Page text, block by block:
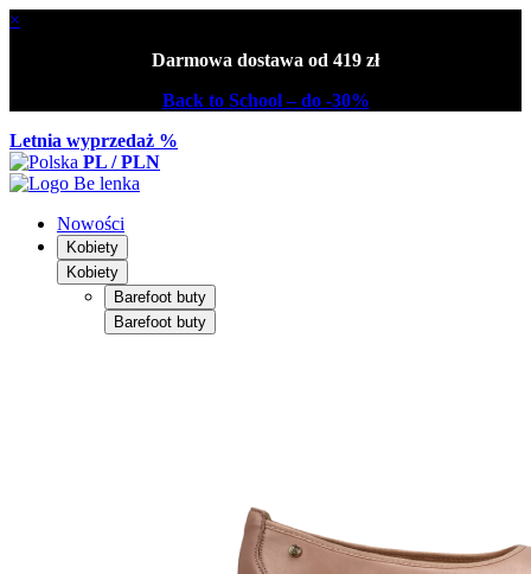
×
Darmowa dostawa od 419 zł
Back to School – do -30%
Letnia wyprzedaż %
PL / PLN
Nowości
Kobiety
Kobiety
Barefoot buty
Barefoot buty